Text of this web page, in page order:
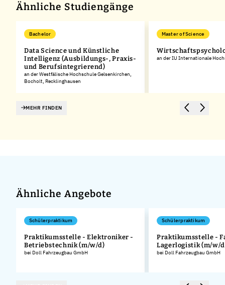
Ähnliche Studiengänge
Bachelor
Data Science und Künstliche
Intelligenz (Ausbildungs-, Praxis-
und Berufsintegrierend)
an der Westfälische Hochschule Gelsenkirchen,
Bocholt, Recklinghausen
Master of Science
an der IU Internationale
MEHR FINDEN
Ähnliche Angebote
Schülerpraktikum
Praktikumsstelle - Elektroniker -
Betriebstechnik (m/w/d)
bei Doll Fahrzeugbau GmbH
Schülerpraktikum
Praktikumsstelle -
Lagerlogistik (m/w/
bei Doll Fahrzeugbau GmbH